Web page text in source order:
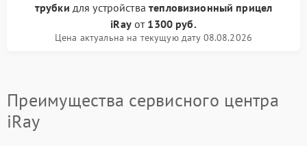
трубки для устройстватепловизионный прицел
iRayот 1300 руб.
Цена актуальна на текущую дату 08.08.2026
Преимущества сервисного центра
iRay